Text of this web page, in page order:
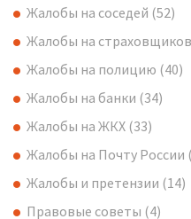
Жалобы на соседей (52)
Жалобы на страховщиков
Жалобы на полицию (40)
Жалобы на банки (34)
Жалобы на ЖКХ (33)
Жалобы на Почту России
Жалобы и претензии (14)
Правовые советы (4)